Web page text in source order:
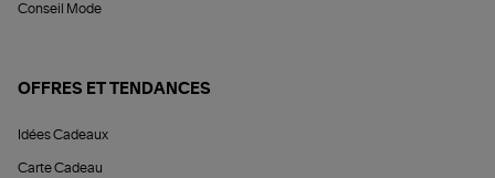
Conseil Mode
OFFRES ET TENDANCES
Idées Cadeaux
Carte Cadeau